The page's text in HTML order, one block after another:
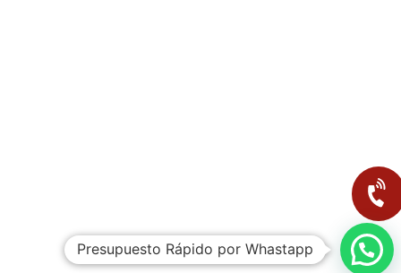
Presupuesto Rápido por Whastapp